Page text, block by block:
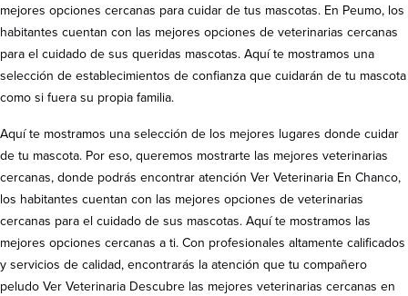
mejores opciones cercanas para cuidar de tus mascotas. En Peumo, los
habitantes cuentan con las mejores opciones de veterinarias cercanas
para el cuidado de sus queridas mascotas. Aquí te mostramos una
selección de establecimientos de confianza que cuidarán de tu mascota
como si fuera su propia familia.
Aquí te mostramos una selección de los mejores lugares donde cuidar
de tu mascota. Por eso, queremos mostrarte las mejores veterinarias
cercanas, donde podrás encontrar atención Ver Veterinaria En Chanco,
los habitantes cuentan con las mejores opciones de veterinarias
cercanas para el cuidado de sus mascotas. Aquí te mostramos las
mejores opciones cercanas a ti. Con profesionales altamente calificados
y servicios de calidad, encontrarás la atención que tu compañero
peludo Ver Veterinaria Descubre las mejores veterinarias cercanas en